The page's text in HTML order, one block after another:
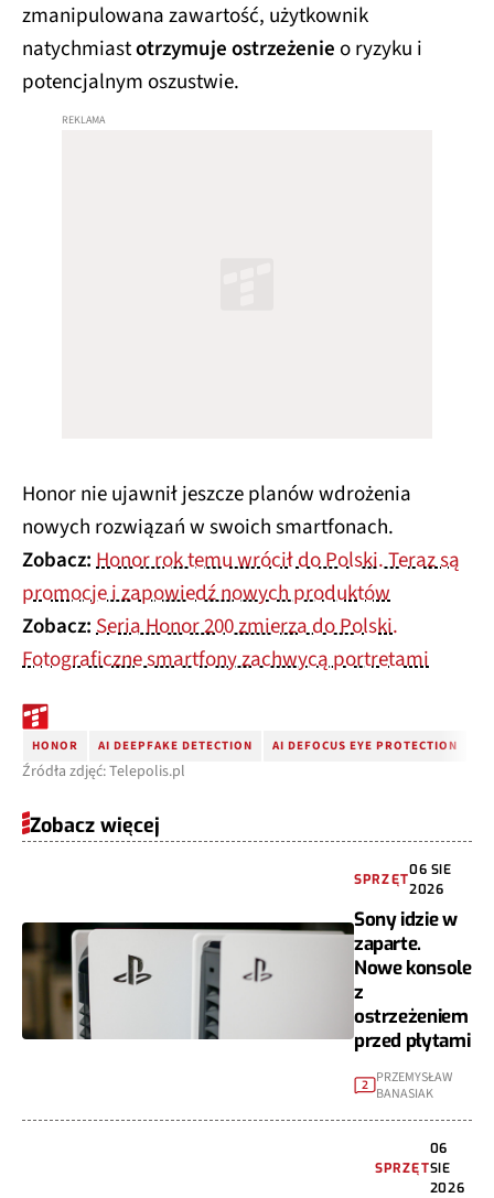
zmanipulowana zawartość, użytkownik
natychmiastotrzymuje ostrzeżenieo ryzyku i
potencjalnym oszustwie.
Honor nie ujawnił jeszcze planów wdrożenia
nowych rozwiązań w swoich smartfonach.
Zobacz:Honor rok temu wrócił do Polski. Teraz są
promocje i zapowiedź nowych produktów
Zobacz:Seria Honor 200 zmierza do Polski.
Fotograficzne smartfony zachwycą portretami
HONOR AI DEEPFAKE DETECTION AI DEFOCUS EYE PROTECTION
Źródła zdjęć: Telepolis.pl
Zobacz więcej
SPRZĘT
06 SIE
2026
Sony idzie w
zaparte.
Nowe konsole
z
ostrzeżeniem
przed płytami
2 PRZEMYSŁAW
BANASIAK
SPRZĘT
06
SIE
2026